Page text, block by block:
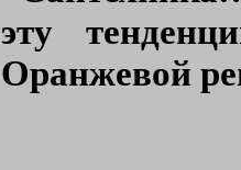
эту
Оранжевой